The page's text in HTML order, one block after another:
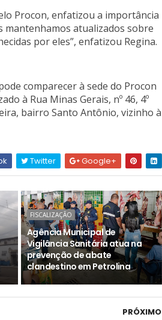
Procon, enfatizou a importância
mantenhamos atualizados sobre
por eles”, enfatizou Regina.
comparecer à sede do Procon
à Rua Minas Gerais, nº 46, 4º
bairro Santo Antônio, vizinho à
Twitter Google+
FISCALIZAÇÃO
Agência Municipal de
Vigilância Sanitária atua na
prevenção de abate
clandestino em Petrolina
PRÓXIMO